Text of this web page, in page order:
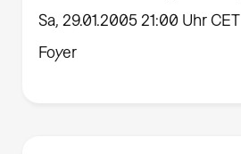
Sa, 29.01.2005 21:00 Uhr CET
Foyer